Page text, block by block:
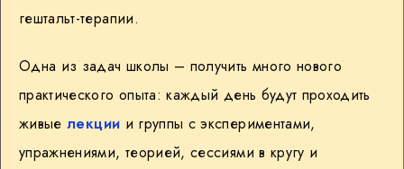
гештальт-терапии.
Одна из задач школы – получить много нового
практического опыта: каждый день будут проходить
живыелекции и группы с экспериментами,
упражнениями, теорией, сессиями в кругу и